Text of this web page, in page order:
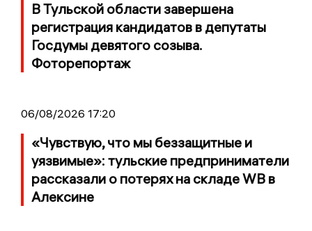
В Тульской области завершена
регистрация кандидатов в депутаты
Госдумы девятого созыва.
Фоторепортаж
06/08/2026 17:20
«Чувствую, что мы беззащитные и
уязвимые»: тульские предприниматели
рассказали о потерях на складе WB в
Алексине